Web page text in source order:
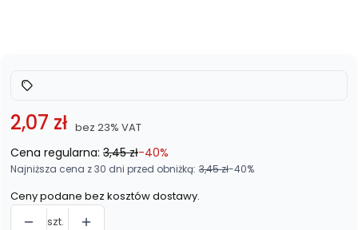
2,07 zł bez 23% VAT
Cena regularna: 3,45 zł-40%
Najniższa cena z 30 dni przed obniżką: 3,45 zł-40%
Ceny podane bez kosztów dostawy.
szt.